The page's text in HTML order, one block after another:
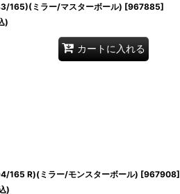
165)(ミラー/マスターボール) [967885]
)
カートに入れる
165 R)(ミラー/モンスターボール) [967908]
)